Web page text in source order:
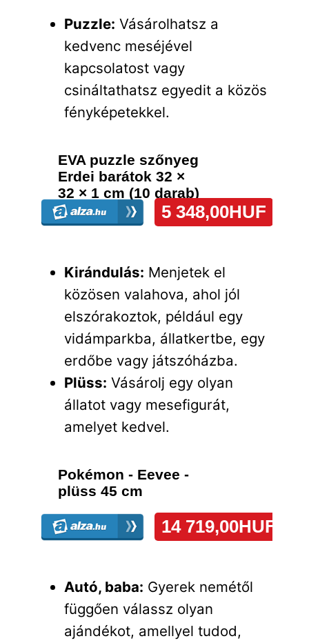
Puzzle: Vásárolhatsz a
kedvenc meséjével
kapcsolatost vagy
csináltathatsz egyedit a közös
fényképetekkel.
Kirándulás: Menjetek el
közösen valahova, ahol jól
elszórakoztok, például egy
vidámparkba, állatkertbe, egy
erdőbe vagy játszóházba.
Plüss: Vásárolj egy olyan
állatot vagy mesefigurát,
amelyet kedvel.
Autó, baba: Gyerek nemétől
függően válassz olyan
ajándékot, amellyel tudod,